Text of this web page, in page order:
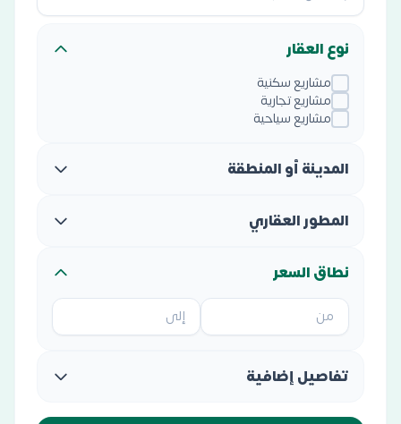
نوع العقار
مشاريع سكنية
مشاريع تجارية
مشاريع سياحية
المدينة أو المنطقة
المطور العقاري
نطاق السعر
تفاصيل إضافية